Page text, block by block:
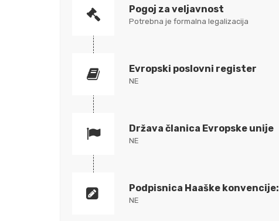
Pogoj za veljavnost
Potrebna je formalna legalizacija
Evropski poslovni register
NE
Država članica Evropske unije
NE
Podpisnica Haaške konvencije:
NE